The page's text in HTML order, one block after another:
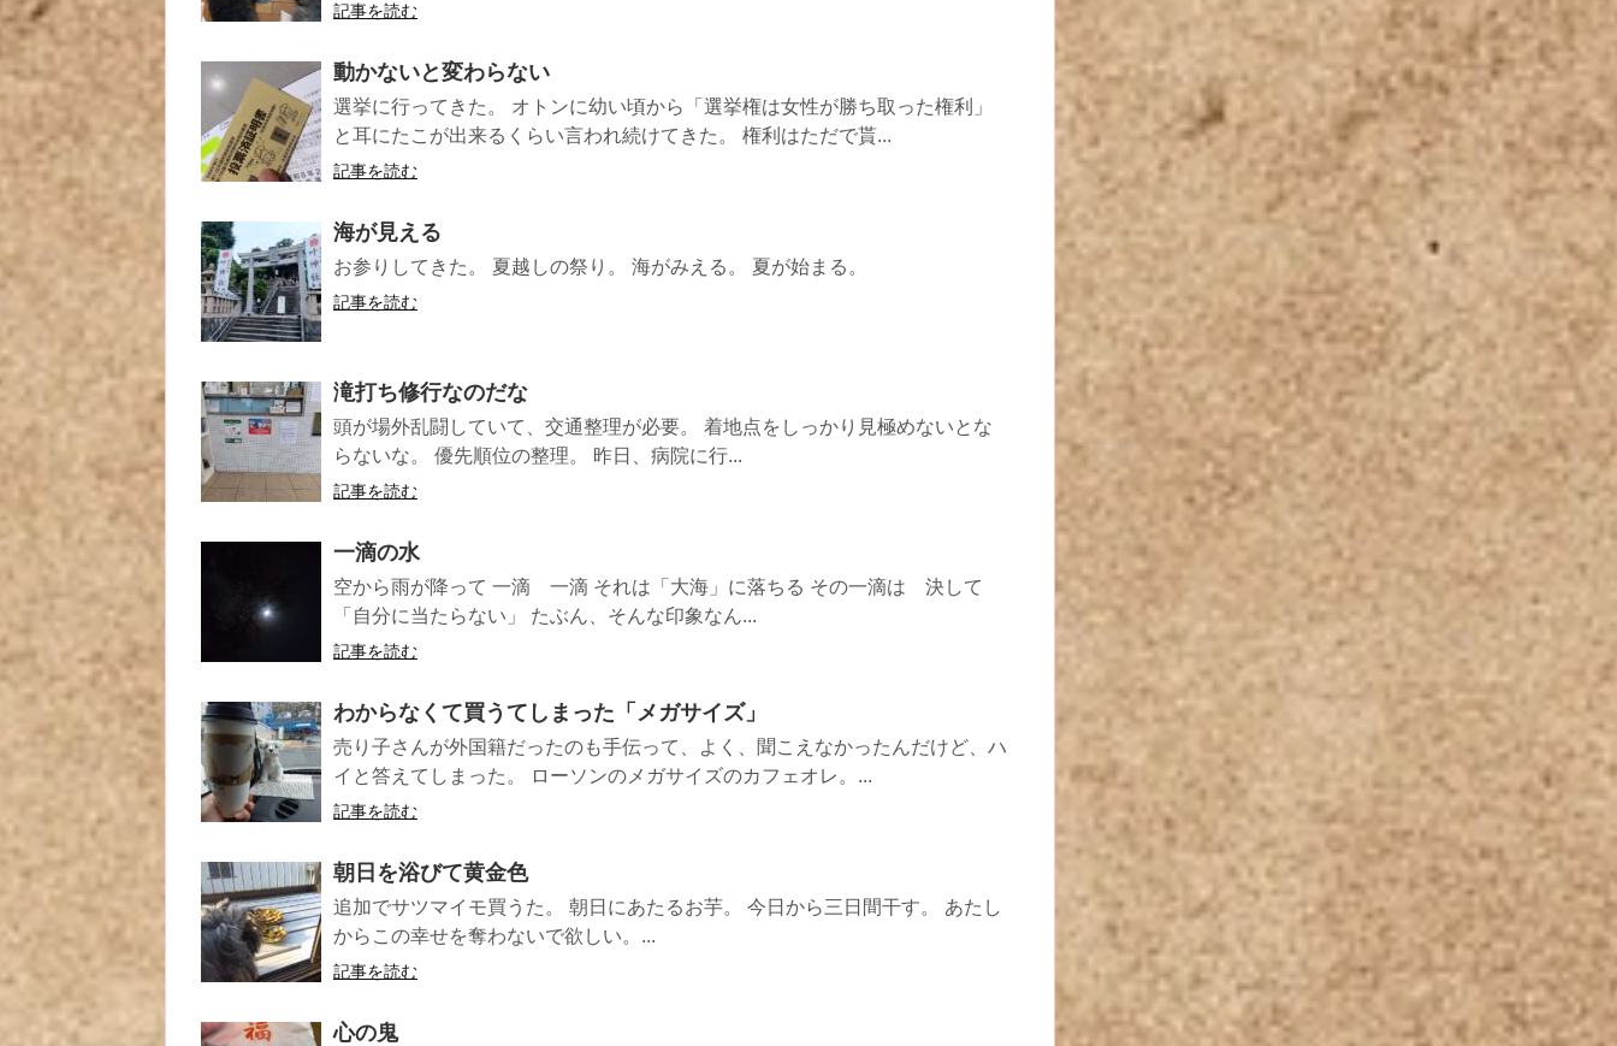
記事を読む
動かないと変わらない
選挙に行ってきた。 オトンに幼い頃から「選挙権は女性が勝ち取った権利」
と耳にたこが出来るくらい言われ続けてきた。 権利はただで貰...
記事を読む
海が見える
お参りしてきた。 夏越しの祭り。 海がみえる。 夏が始まる。
記事を読む
滝打ち修行なのだな
頭が場外乱闘していて、交通整理が必要。 着地点をしっかり見極めないとな
らないな。 優先順位の整理。 昨日、病院に行...
記事を読む
一滴の水
空から雨が降って 一滴 一滴 それは「大海」に落ちる その一滴は 決して
「自分に当たらない」 たぶん、そんな印象なん...
記事を読む
わからなくて買うてしまった「メガサイズ」
売り子さんが外国籍だったのも手伝って、よく、聞こえなかったんだけど、ハ
イと答えてしまった。 ローソンのメガサイズのカフェオレ。...
記事を読む
朝日を浴びて黄金色
追加でサツマイモ買うた。 朝日にあたるお芋。 今日から三日間干す。 あたし
からこの幸せを奪わないで欲しい。...
記事を読む
心の鬼